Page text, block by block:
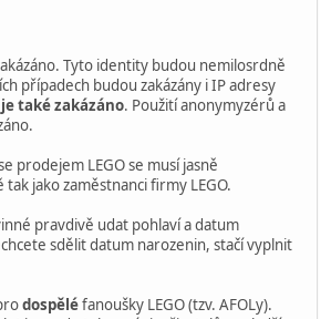
Tyto identity budou nemilosrdně
případech budou zakázány i IP adresy
také zakázáno. Použití anonymyzérů a
prodejem LEGO se musí jasně
jako zaměstnanci firmy LEGO.
pravdivě udat pohlaví a datum
sdělit datum narozenin, stačí vyplnit
dospěléfanoušky LEGO (tzv. AFOLy).